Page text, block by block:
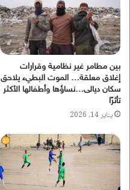
بين مطامر غير نظامية وقرارات
إغلاق معلقة… الموت البطيء يلاحق
سكان ديالى…نساؤها وأطفالها الأكثر
تأثرًا
يناير 14, 2026